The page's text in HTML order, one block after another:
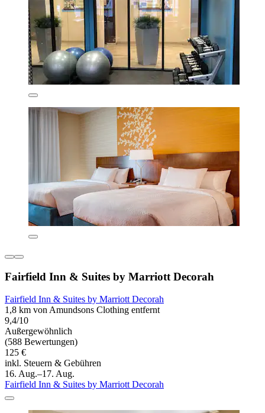
Fairfield Inn & Suites by Marriott Decorah
Fairfield Inn & Suites by Marriott Decorah
1,8 km von Amundsons Clothing entfernt
9,4/10
Außergewöhnlich
(588 Bewertungen)
125 €
inkl. Steuern & Gebühren
16. Aug.–17. Aug.
Fairfield Inn & Suites by Marriott Decorah